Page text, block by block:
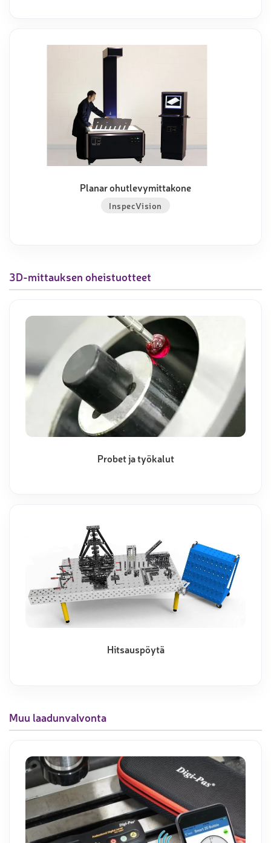
Planar ohutlevymittakone
InspecVision
3D-mittauksen oheistuotteet
Probet ja työkalut
Hitsauspöytä
Muu laadunvalvonta